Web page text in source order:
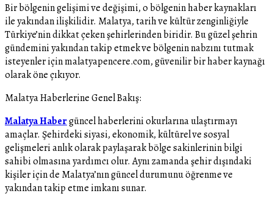
Bir bölgenin gelişimi ve değişimi, o bölgenin haber kaynakları
ile yakından ilişkilidir. Malatya, tarih ve kültür zenginliğiyle
Türkiye’nin dikkat çeken şehirlerinden biridir. Bu güzel şehrin
gündemini yakından takip etmek ve bölgenin nabzını tutmak
isteyenler için malatyapencere.com, güvenilir bir haber kaynağı
olarak öne çıkıyor.
Malatya Haberlerine Genel Bakış:
Malatya Habergüncel haberlerini okurlarına ulaştırmayı
amaçlar. Şehirdeki siyasi, ekonomik, kültürel ve sosyal
gelişmeleri anlık olarak paylaşarak bölge sakinlerinin bilgi
sahibi olmasına yardımcı olur. Aynı zamanda şehir dışındaki
kişiler için de Malatya’nın güncel durumunu öğrenme ve
yakından takip etme imkanı sunar.